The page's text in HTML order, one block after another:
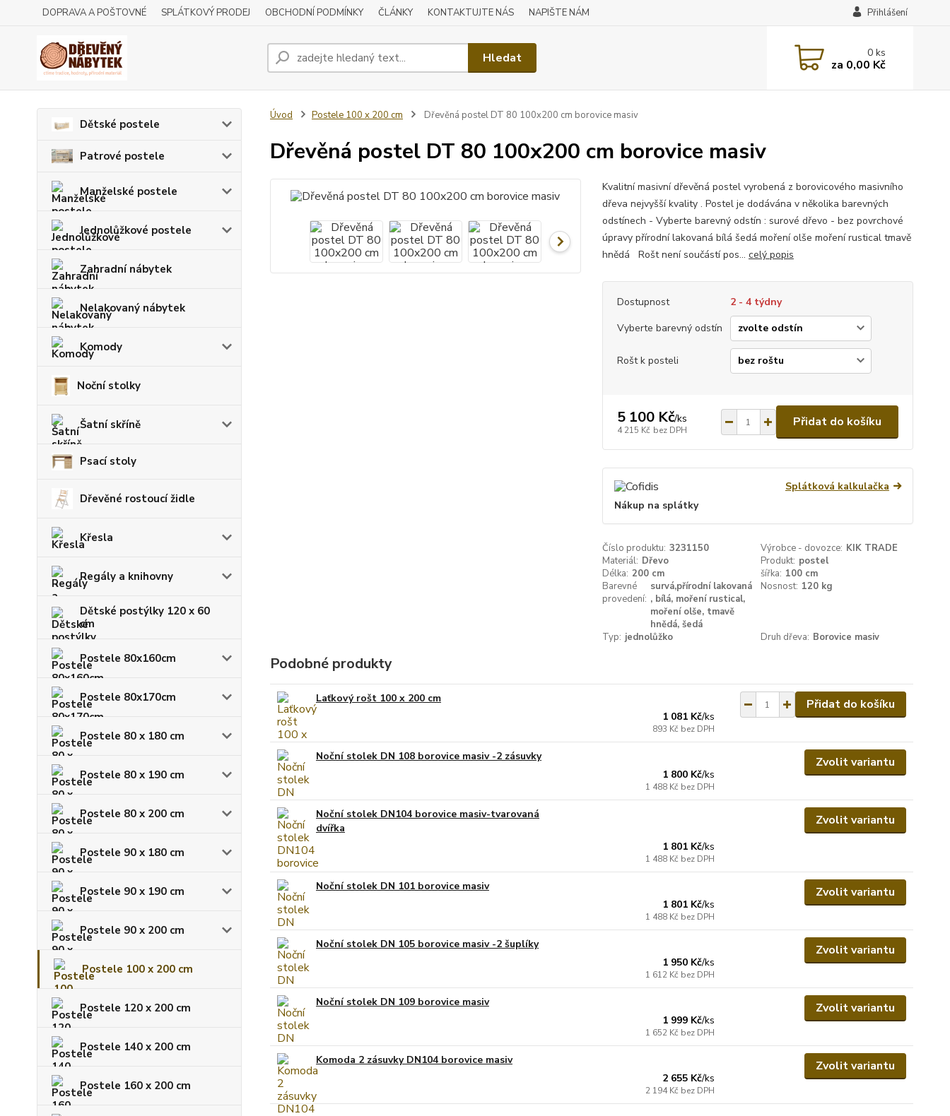
DOPRAVA A POŠTOVNÉ SPLÁTKOVÝ PRODEJ OBCHODNÍ PODMÍNKY ČLÁNKY KONTAKTUJTE NÁS NAPIŠTE NÁM Přihlášení
Hledat 0ks
za 0,00 Kč
Dětské postele
Patrové postele
Manželské postele
Jednolůžkové postele
Zahradní nábytek
Nelakovaný nábytek
Komody
Noční stolky
Šatní skříně
Psací stoly
Dřevěné rostoucí židle
Křesla
Regály a knihovny
Dětské postýlky 120 x 60
cm
Postele 80x160cm
Postele 80x170cm
Postele 80 x 180 cm
Postele 80 x 190 cm
Postele 80 x 200 cm
Postele 90 x 180 cm
Postele 90 x 190 cm
Postele 90 x 200 cm
Postele 100 x 200 cm
Postele 120 x 200 cm
Postele 140 x 200 cm
Postele 160 x 200 cm
Úvod Postele 100 x 200 cm Dřevěná postel DT 80 100x200 cm borovice masiv
Dřevěná postel DT 80 100x200 cm borovice masiv
Kvalitní masivní dřevěná postel vyrobená z borovicového masivního
dřeva nejvyšší kvality . Postel je dodávána v několika barevných
odstínech - Vyberte barevný odstín : surové dřevo - bez povrchové
úpravy přírodní lakovaná bílá šedá moření olše moření rustical tmavě
hnědá Rošt není součástí pos... celý popis
Dostupnost
2 - 4 týdny
Vyberte barevný odstín
Rošt k posteli
5 100 Kč/ks
4 215 Kč bez DPH
Přidat do košíku
Splátková kalkulačka
Nákup na splátky
Číslo produktu: 3231150 Výrobce - dovozce: KIK TRADE
Materiál: Dřevo Produkt: postel
Délka: 200 cm šířka: 100 cm
Barevné
provedení:
survá,přírodní lakovaná
, bílá, moření rustical,
moření olše, tmavě
hnědá, šedá
Nosnost: 120 kg
Typ: jednolůžko Druh dřeva: Borovice masiv
Podobné produkty
Laťkový rošt 100 x 200 cm
1 081 Kč/ks
893 Kč bez DPH
Přidat do košíku
Noční stolek DN 108 borovice masiv -2 zásuvky
1 800 Kč/ks
1 488 Kč bez DPH
Zvolit variantu
Noční stolek DN104 borovice masiv-tvarovaná
dvířka
1 801 Kč/ks
1 488 Kč bez DPH
Zvolit variantu
Noční stolek DN 101 borovice masiv
1 801 Kč/ks
1 488 Kč bez DPH
Zvolit variantu
Noční stolek DN 105 borovice masiv -2 šuplíky
1 950 Kč/ks
1 612 Kč bez DPH
Zvolit variantu
Noční stolek DN 109 borovice masiv
1 999 Kč/ks
1 652 Kč bez DPH
Zvolit variantu
Komoda 2 zásuvky DN104 borovice masiv
2 655 Kč/ks
2 194 Kč bez DPH
Zvolit variantu